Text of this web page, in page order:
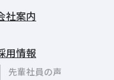
社案内
用情報
先輩社員の声